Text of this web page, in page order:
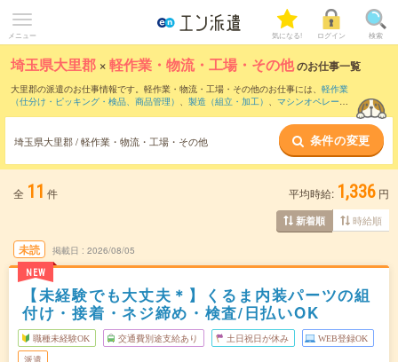
メニュー 気になる! ログイン 検索
埼玉県大里郡 ×軽作業・物流・工場・その他のお仕事一覧
大里郡の派遣のお仕事情報です。軽作業・物流・工場・その他のお仕事には、 軽作業
（仕分け・ピッキング・検品、商品管理） 、 製造（組立・加工） 、 マシンオペレータ
埼玉県大里郡 / 軽作業・物流・工場・その他 条件の変更
全 11 件 平均時給: 1,336 円
新着順 時給順
未読
NEW
掲載日 2026/08/05
【未経験でも大丈夫＊】くるま内装パーツの組
付け・接着・ネジ締め・検査/日払いOK
職種未経験OK 交通費別途支給あり 土日祝日が休み WEB登録OK
派遣